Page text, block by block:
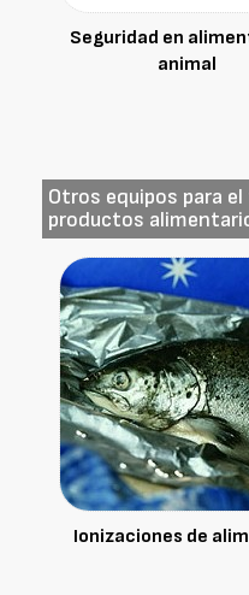
Seguridad en
animal
Otros equipos para
productos
Ionizaciones de